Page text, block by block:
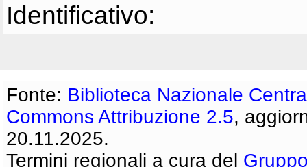
Identificativo:
Fonte: Biblioteca Nazionale
Commons Attribuzione 2.5,
20.11.2025.
Termini regionali a cura del